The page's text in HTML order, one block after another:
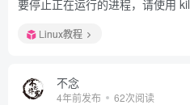
要停止正在运行的进程，请使用
Linux教程
不念
4年前发布 62次阅读